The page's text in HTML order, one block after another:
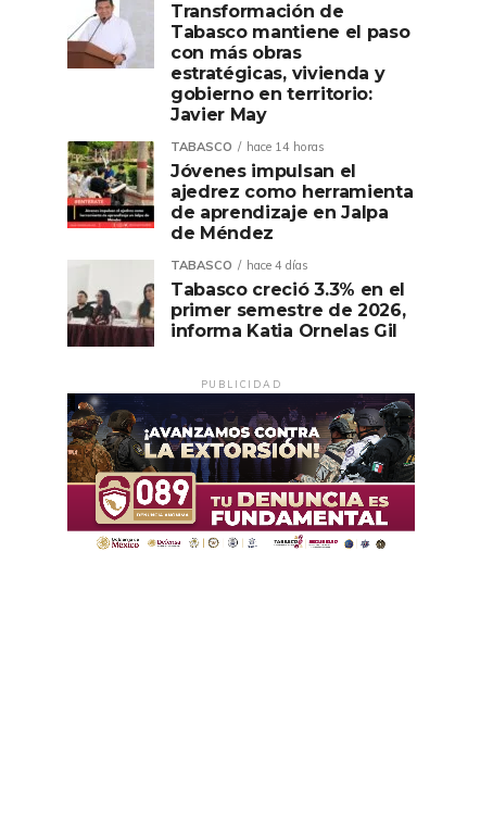
Transformación de
Tabasco mantiene el paso
con más obras
estratégicas, vivienda y
gobierno en territorio:
Javier May
TABASCO hace 14 horas
Jóvenes impulsan el
ajedrez como herramienta
de aprendizaje en Jalpa
de Méndez
TABASCO hace 4 días
Tabasco creció 3.3% en el
primer semestre de 2026,
informa Katia Ornelas Gil
PUBLICIDAD